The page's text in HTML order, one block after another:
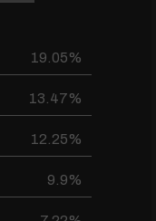
19.05%
13.47%
12.25%
9.9%